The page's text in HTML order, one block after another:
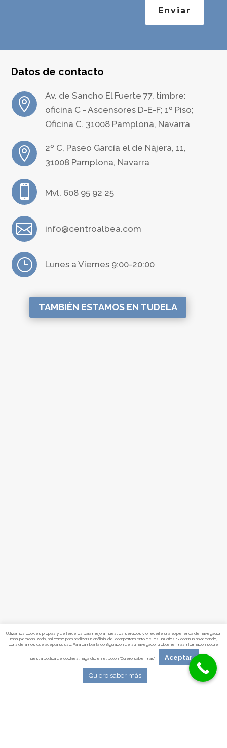
Enviar
Datos de contacto

Av. de Sancho El Fuerte 77, timbre:
oficina C - Ascensores D-E-F; 1º Piso;
Oficina C. 31008 Pamplona, Navarra

2º C, Paseo García el de Nájera, 11,
31008 Pamplona, Navarra
 Mvl. 608 95 92 25
 info@centroalbea.com
} Lunes a Viernes 9:00-20:00
TAMBIÉN ESTAMOS EN TUDELA
Psicólogos Pamplona|Psicólogos Tudela|
Utilizamos cookies propias y de terceros para mejorar nuestros servicios y ofrecerle una experiencia de navegación
más personalizada, así como para realizar un análisis del comportamiento de los usuarios. Si continua navegando,
consideramos que acepta su uso. Para cambiar la configuración de su navegador u obtener más información sobre
nuestra política de cookies, haga clic en el botón "Quiero saber más". Aceptar
Quiero saber más